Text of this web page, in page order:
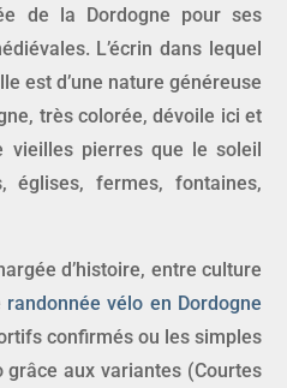
de la Dordogne pour ses
L’écrin dans lequel
est d’une nature généreuse
très colorée, dévoile ici et
vieilles pierres que le soleil
églises, fermes, fontaines,
d’histoire, entre culture
randonnée vélo en Dordogne
confirmés ou les simples
aux variantes (Courtes